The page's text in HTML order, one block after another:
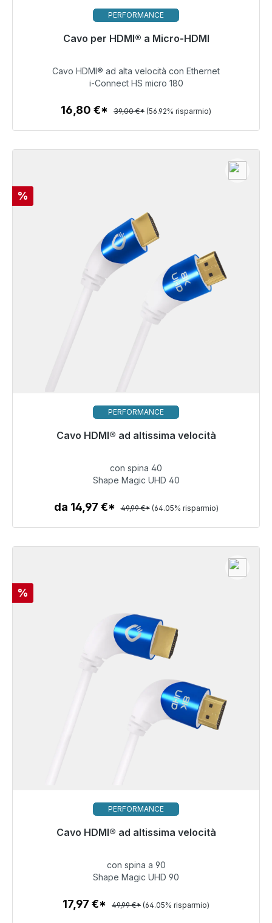
PERFORMANCE
Cavo per HDMI® a Micro-HDMI
Pronto per la spedizione immediata, tempo di
16,80 €
Dettagli
Cavo HDMI® ad alta velocità con Ethernet
i-Connect HS micro 180
16,80 €* 39,00 €* (56.92% risparmio)
Sconto
%
PERFORMANCE
Cavo HDMI® ad altissima velocità
Pronto per la spedizione immediata, tempo di
17,97 €
Dettagli
con spina 40
Shape Magic UHD 40
da 14,97 €* 49,99 €* (64.05% risparmio)
Sconto
%
PERFORMANCE
Cavo HDMI® ad altissima velocità
Pronto per la spedizione immediata, tempo di
17,97 €
Dettagli
con spina a 90
Shape Magic UHD 90
17,97 €* 49,99 €* (64.05% risparmio)